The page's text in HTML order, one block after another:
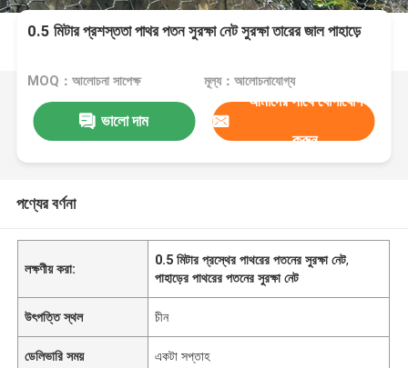
0.5 মিটার প্রশস্ততা পাথর পতন সুরক্ষা নেট সুরক্ষা তারের জাল পাহাড়ে
MOQ：আলোচনা সাপেক্ষ মূল্য：আলোচনাযোগ্য
ভালো দাম
আমাদের সাথে যোগাযোগ
করুন
পণ্যের বর্ণনা
লক্ষণীয় করা:
0.5 মিটার প্রস্থের পাথরের পতনের সুরক্ষা নেট,
পাহাড়ের পাথরের পতনের সুরক্ষা নেট
উৎপত্তি স্থল চীন
ডেলিভারি সময় একটা সপ্তাহ